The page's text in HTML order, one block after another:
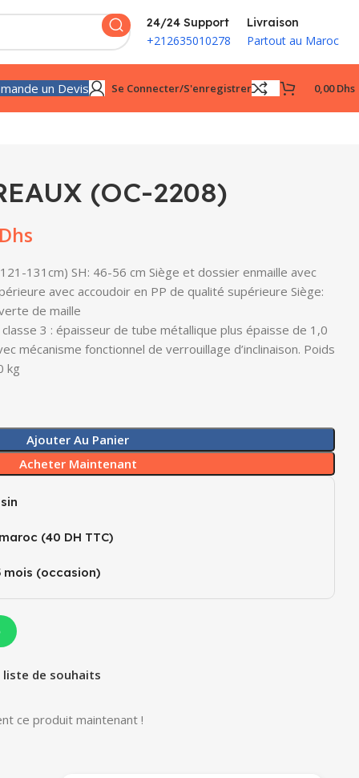
24/24 Support
+212635010278
Livraison
Partout au Maroc
un Devis Se Connecter/s'enregistrer 0,00Dhs
(OC-2208)
131cm) SH: 46-56 cm Siège et dossier enmaille avec
avec accoudoir en PP de qualité supérieure Siège:
de maille
3 : épaisseur de tube métallique plus épaisse de 1,0
mécanisme fonctionnel de verrouillage d’inclinaison. Poids
kg
Ajouter Au Panier
Acheter Maintenant
(40 DH TTC)
mois (occasion)
de souhaits
ce produit maintenant !